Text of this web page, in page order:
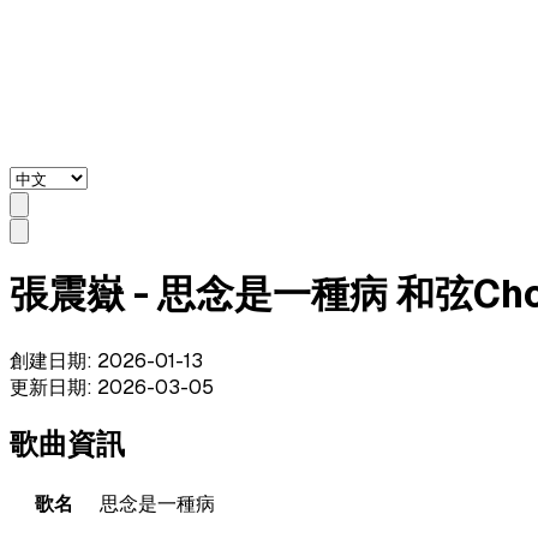
張震嶽 - 思念是一種病 和弦
創建日期: 2026-01-13
更新日期: 2026-03-05
歌曲資訊
歌名 思念是一種病